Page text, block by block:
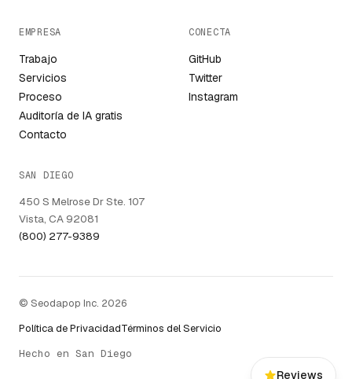
EMPRESA
Trabajo
Servicios
Proceso
Auditoría de IA gratis
Contacto
CONECTA
GitHub
Twitter
Instagram
SAN DIEGO
450 S Melrose Dr Ste. 107
Vista, CA 92081
(800) 277-9389
© Seodapop Inc. 2026
Política de PrivacidadTérminos del Servicio
Hecho en San Diego
Reviews